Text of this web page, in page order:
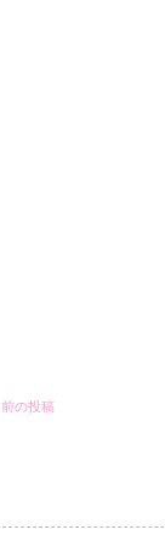
前の投稿